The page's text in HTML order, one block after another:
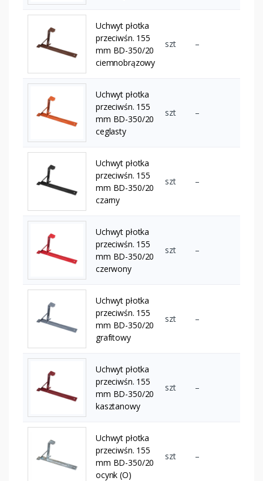
Uchwyt płotka
przeciwśn. 155
mm BD-350/20
ciemnobrązowy
szt –
Uchwyt płotka
przeciwśn. 155
mm BD-350/20
ceglasty
szt –
Uchwyt płotka
przeciwśn. 155
mm BD-350/20
czarny
szt –
Uchwyt płotka
przeciwśn. 155
mm BD-350/20
czerwony
szt –
Uchwyt płotka
przeciwśn. 155
mm BD-350/20
grafitowy
szt –
Uchwyt płotka
przeciwśn. 155
mm BD-350/20
kasztanowy
szt –
Uchwyt płotka
przeciwśn. 155
mm BD-350/20
ocynk (O)
szt –